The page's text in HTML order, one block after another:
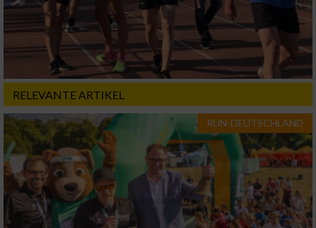
RELEVANTE ARTIKEL
RUN-DEUTSCHLAND
Verwendung genauer Standortdaten
Geräte anhand von aktiv angeforderten
Informationen identifizieren
Nicht-IAB-Verarbeitungszwecke:
Notwendig
Performance
Funktional